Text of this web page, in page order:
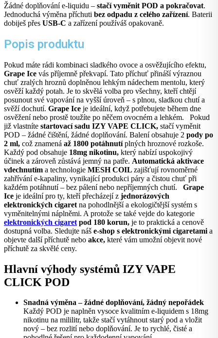
Žádné doplňování e-liquidu – stačí vyměnit POD a pokračovat.
Jednoduchá výměna příchuti bez odpadu z celého zařízení. Baterii
dobiješ přes USB-C a zařízení používáš opakovaně.
Popis produktu
Pokud máte rádi kombinaci sladkého ovoce a osvěžujícího efektu,
Grape Ice vás příjemně překvapí. Tato příchuť přináší výraznou
chuť zralých hroznů doplněnou lehkým nádechem mentolu, který
osvěží každý potah. Je to skvělá volba pro všechny, kteří chtějí
posunout své vapování na vyšší úroveň – s plnou, sladkou chutí a
svěží dochutí. Grape Ice je ideální, když potřebujete během dne
osvěžení nebo prostě toužíte po něčem ovocném a lehkém.
Pokud
již vlastníte startovací sadu IZY VAPE CLICK, stačí vyměnit
POD – žádné čištění, žádné doplňování. Balení obsahuje 2 pody po
2 ml, což znamená až 1800 potáhnutíplných hroznové rozkoše.
Každý pod obsahuje 18mg nikotinu, který nabízí uspokojivý
účinek a zároveň zůstává jemný na patře. Automatická aktivace
vdechnutím a technologie MESH COIL zajišťují rovnoměrné
zahřívání e-kapaliny, vynikající produkci páry a čistou chuť při
každém potáhnutí – bez pálení nebo nepříjemných chutí.
Grape
Ice je ideální pro ty, kteří přecházejí z jednorázových
elektronických cigaret na pohodlnější a ekologičtější systém s
vyměnitelnými náplněmi. A protože se také vejde do kategorie
elektronických cigaret pod 180 korun, je to praktická a cenově
dostupná volba. Sledujte náš e-shop s elektronickými cigaretami a
objevte další příchutě nebo akce, které vám umožní objevit nové
příchutě za skvělé ceny.
Hlavní výhody systémů IZY VAPE
CLICK POD
Snadná výměna – žádné doplňování, žádný nepořádek
Každý POD je naplněn vysoce kvalitním e-liquidem s 18mg
nikotinu na mililitr, takže stačí vytáhnout starý pod a vložit
nový – bez rozlití nebo doplňování. Je to rychlé, čisté a